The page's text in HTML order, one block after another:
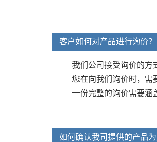
客户如何对产品进行询价？
我们公司接受询价的方
您在向我们询价时，需
一份完整的询价需要涵
如何确认我司提供的产品为